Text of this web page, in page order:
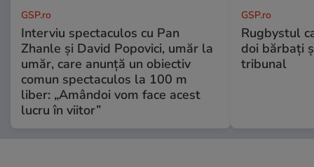
GSP.ro
Interviu spectaculos cu Pan
Zhanle și David Popovici, umăr la
umăr, care anunță un obiectiv
comun spectaculos la 100 m
liber: „Amândoi vom face acest
lucru în viitor”
GSP.ro
Rugbystul
doi bărbați
tribunal